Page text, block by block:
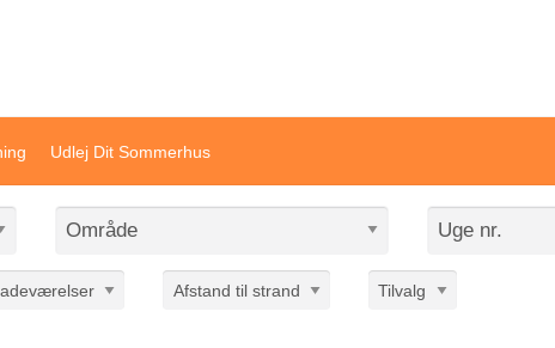
Udlej Dit Sommerhus
Afstand til strand Tilvalg